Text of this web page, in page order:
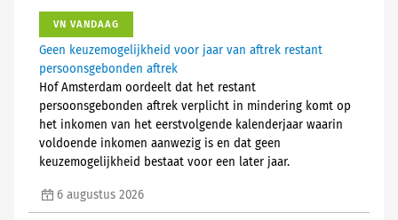
VN VANDAAG
Geen keuzemogelijkheid voor jaar van aftrek restant
persoonsgebonden aftrek
Hof Amsterdam oordeelt dat het restant
persoonsgebonden aftrek verplicht in mindering komt op
het inkomen van het eerstvolgende kalenderjaar waarin
voldoende inkomen aanwezig is en dat geen
keuzemogelijkheid bestaat voor een later jaar.
6 augustus 2026